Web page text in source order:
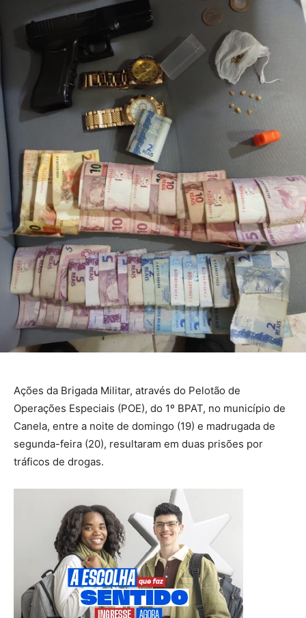
Ações da Brigada Militar, através do Pelotão de
Operações Especiais (POE), do 1º BPAT, no município de
Canela, entre a noite de domingo (19) e madrugada de
segunda-feira (20), resultaram em duas prisões por
tráficos de drogas.